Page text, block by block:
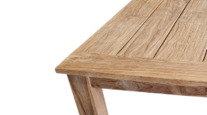
Teak
binnenmeubelen